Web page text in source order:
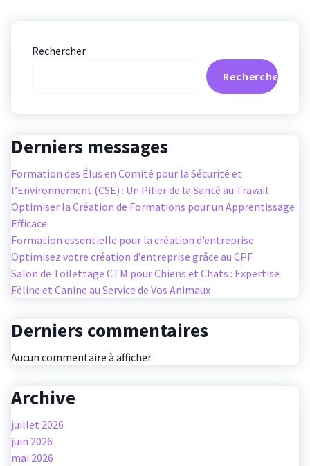
Rechercher
Rechercher
Derniers messages
Formation des Élus en Comité pour la Sécurité et
l’Environnement (CSE) : Un Pilier de la Santé au Travail
Optimiser la Création de Formations pour un Apprentissage
Efficace
Formation essentielle pour la création d’entreprise
Optimisez votre création d’entreprise grâce au CPF
Salon de Toilettage CTM pour Chiens et Chats : Expertise
Féline et Canine au Service de Vos Animaux
Derniers commentaires
Aucun commentaire à afficher.
Archive
juillet 2026
juin 2026
mai 2026